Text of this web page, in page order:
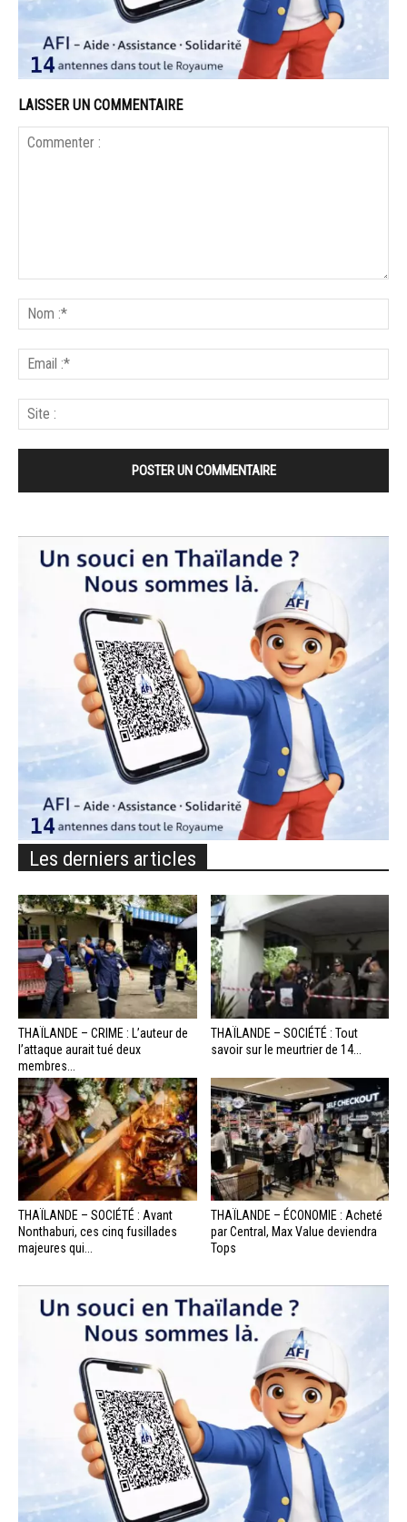
LAISSER UN COMMENTAIRE
Les derniers articles
THAÏLANDE – CRIME : L’auteur de
l’attaque aurait tué deux
membres...
THAÏLANDE – SOCIÉTÉ : Tout
savoir sur le meurtrier de 14...
THAÏLANDE – SOCIÉTÉ : Avant
Nonthaburi, ces cinq fusillades
majeures qui...
THAÏLANDE – ÉCONOMIE : Acheté
par Central, Max Value deviendra
Tops